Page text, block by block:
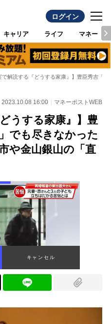
ログイン
キャリア ライフ マネー
で解読する『どうする家康』】豊臣秀吉「
2023.10.08 16:00 マネーポストWEB
うする家康』】豊
でも尽きなかった
や金山銀山の「直
キャンセル